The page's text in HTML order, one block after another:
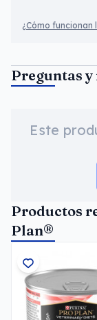
¿Cómo funcionan
Preguntas y
Este
Productos
Plan®